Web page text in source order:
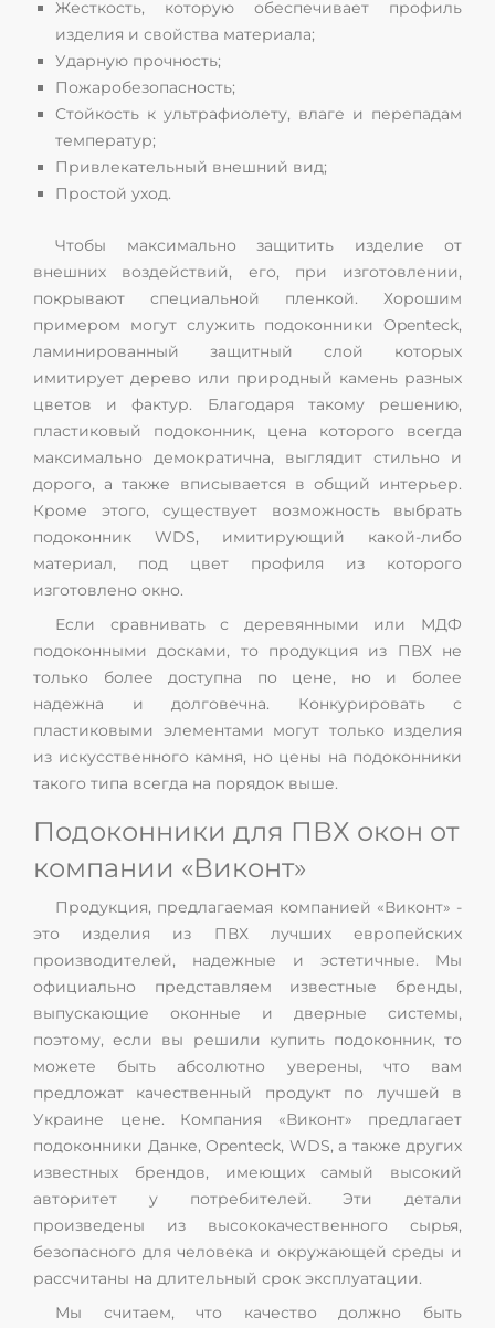
Жесткость, которую обеспечивает профиль
изделия и свойства материала;
Ударную прочность;
Пожаробезопасность;
Стойкость к ультрафиолету, влаге и перепадам
температур;
Привлекательный внешний вид;
Простой уход.
Чтобы максимально защитить изделие от
внешних воздействий, его, при изготовлении,
покрывают специальной пленкой. Хорошим
примером могут служить подоконники Openteck,
ламинированный защитный слой которых
имитирует дерево или природный камень разных
цветов и фактур. Благодаря такому решению,
пластиковый подоконник, цена которого всегда
максимально демократична, выглядит стильно и
дорого, а также вписывается в общий интерьер.
Кроме этого, существует возможность выбрать
подоконник WDS, имитирующий какой-либо
материал, под цвет профиля из которого
изготовлено окно.
Если сравнивать с деревянными или МДФ
подоконными досками, то продукция из ПВХ не
только более доступна по цене, но и более
надежна и долговечна. Конкурировать с
пластиковыми элементами могут только изделия
из искусственного камня, но цены на подоконники
такого типа всегда на порядок выше.
Подоконники для ПВХ окон от
компании «Виконт»
Продукция, предлагаемая компанией «Виконт» -
это изделия из ПВХ лучших европейских
производителей, надежные и эстетичные. Мы
официально представляем известные бренды,
выпускающие оконные и дверные системы,
поэтому, если вы решили купить подоконник, то
можете быть абсолютно уверены, что вам
предложат качественный продукт по лучшей в
Украине цене. Компания «Виконт» предлагает
подоконники Данке, Openteck, WDS, а также других
известных брендов, имеющих самый высокий
авторитет у потребителей. Эти детали
произведены из высококачественного сырья,
безопасного для человека и окружающей среды и
рассчитаны на длительный срок эксплуатации.
Мы считаем, что качество должно быть